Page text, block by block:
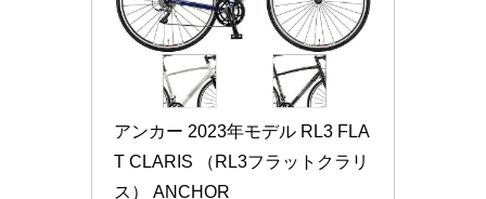
アンカー 2023年モデル RL3 FLA
T CLARIS （RL3フラットクラリ
ス） ANCHOR